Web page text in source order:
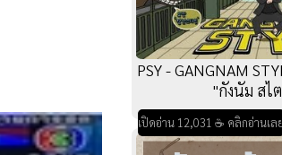
PSY - GANGNAM
"กังนัม สไ
เปิดอ่าน 12,031 ☕ คลิกอ่านเล